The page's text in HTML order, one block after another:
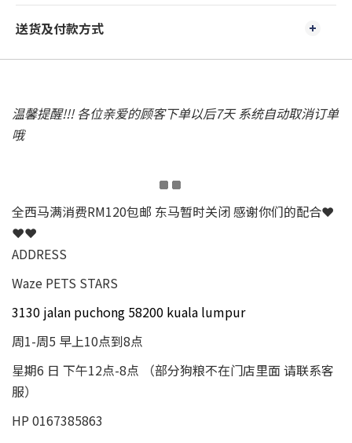
送货及付款方式
温馨提醒!!! 各位亲爱的顾客下单以后7天 系统自动取消订单
哦
全西马满消费RM120包邮 东马暂时关闭 感谢你们的配合❤
❤❤
ADDRESS
Waze PETS STARS
3130 jalan puchong 58200 kuala lumpur
周1-周5 早上10点到8点
星期6 日 下午12点-8点 （部分狗粮不在门店里面 请联系客
服）
HP 0167385863